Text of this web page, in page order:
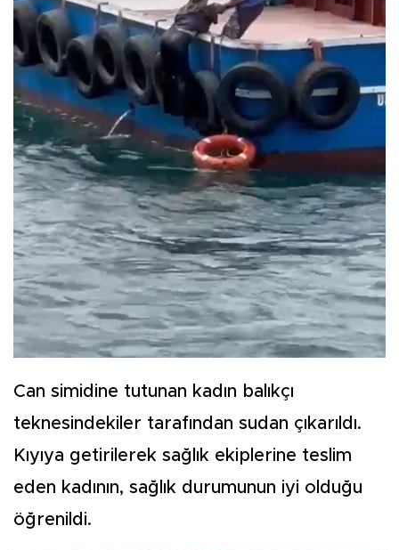
Can simidine tutunan kadın balıkçı
teknesindekiler tarafından sudan çıkarıldı.
Kıyıya getirilerek sağlık ekiplerine teslim
eden kadının, sağlık durumunun iyi olduğu
öğrenildi.